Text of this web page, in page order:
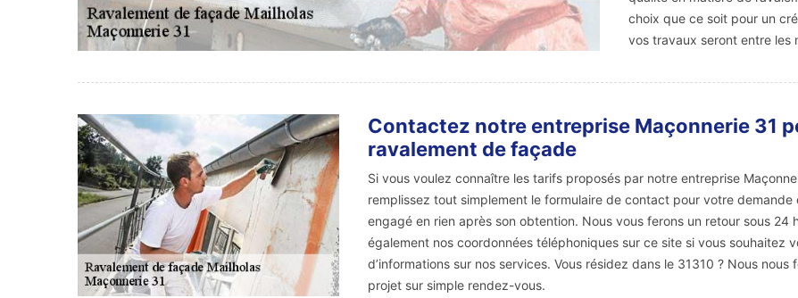
choix que ce soit pour un
vos travaux seront entre les
Contactez notre entreprise Maçonnerie 31
ravalement de façade
Si vous voulez connaître les tarifs proposés par notre entreprise
remplissez tout simplement le formulaire de contact pour votre
engagé en rien après son obtention. Nous vous ferons un retour sous
également nos coordonnées téléphoniques sur ce site si vous souhaitez
d’informations sur nos services. Vous résidez dans le 31310 ? Nous
projet sur simple rendez-vous.